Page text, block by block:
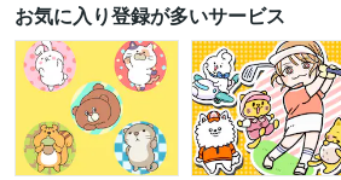
お気に入り登録が多いサービス